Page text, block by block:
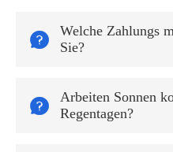

Welche Zahlungs
Sie?

Arbeiten Sonnen
Regentagen?